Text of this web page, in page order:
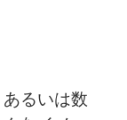
あるいは数